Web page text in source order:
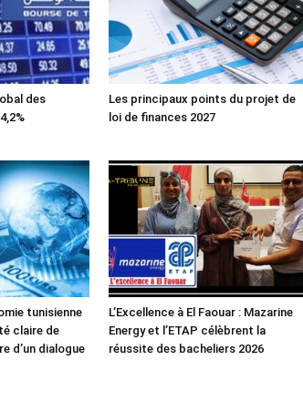
des
Les principaux points du projet de
loi de finances 2027
tunisienne
claire de
d’un dialogue
L’Excellence à El Faouar : Mazarine
Energy et l’ETAP célèbrent la
réussite des bacheliers 2026